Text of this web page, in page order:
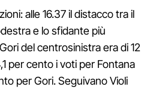
alle 16.37 il distacco tra il
e lo sfidante più
del centrosinistra era di 12
per cento i voti per Fontana
per Gori. Seguivano Violi